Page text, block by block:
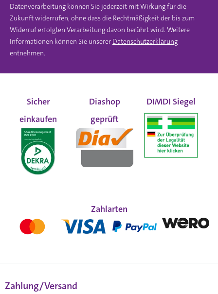
Datenverarbeitung können Sie jederzeit mit Wirkung für die
Zukunft widerrufen, ohne dass die Rechtmäßigkeit der bis zum
Widerruf erfolgten Verarbeitung davon berührt wird. Weitere
Informationen können Sie unserer Datenschutzerklärung
entnehmen.
Sicher
einkaufen
Diashop
geprüft
DIMDI Siegel
Zahlarten
Zahlung/Versand